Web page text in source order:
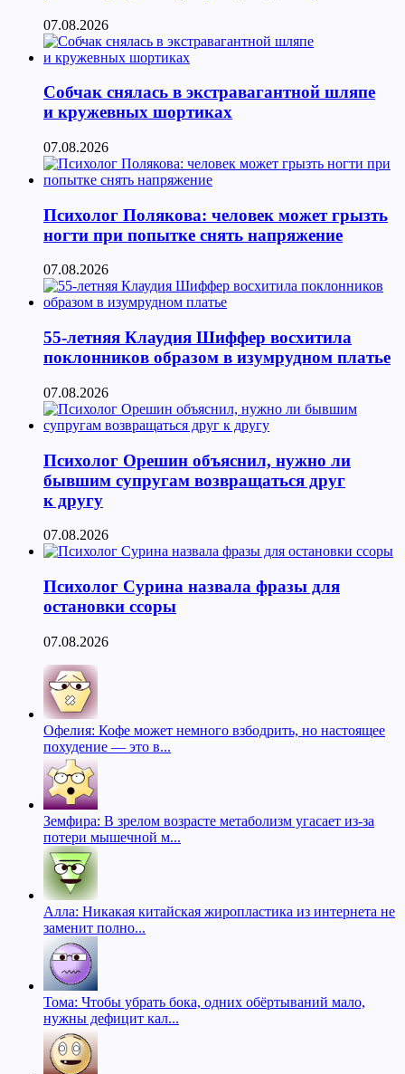
07.08.2026
Собчак снялась в экстравагантной шляпе
и кружевных шортиках
07.08.2026
Психолог Полякова: человек может грызть
ногти при попытке снять напряжение
07.08.2026
55-летняя Клаудия Шиффер восхитила
поклонников образом в изумрудном платье
07.08.2026
Психолог Орешин объяснил, нужно ли
бывшим супругам возвращаться друг
к другу
07.08.2026
Психолог Сурина назвала фразы для
остановки ссоры
07.08.2026
Офелия: Кофе может немного взбодрить, но настоящее
похудение — это в...
Земфира: В зрелом возрасте метаболизм угасает из-за
потери мышечной м...
Алла: Никакая китайская жиропластика из интернета не
заменит полно...
Тома: Чтобы убрать бока, одних обёртываний мало,
нужны дефицит кал...